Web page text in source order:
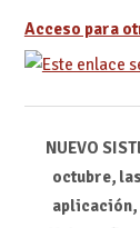
Acceso para
NUEVO
octubre,